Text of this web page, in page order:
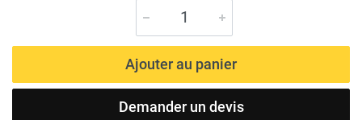
Ajouter au panier
Demander un devis